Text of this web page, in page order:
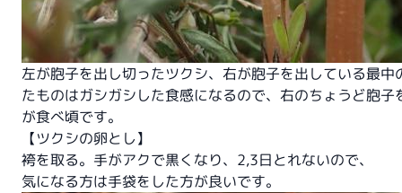
左が胞子を出し切ったツクシ、右が胞子を出している最
たものはガシガシした食感になるので、右のちょうど胞
が食べ頃です。
【ツクシの卵とし】
袴を取る。手がアクで黒くなり、2,3日とれないので、
気になる方は手袋をした方が良いです。